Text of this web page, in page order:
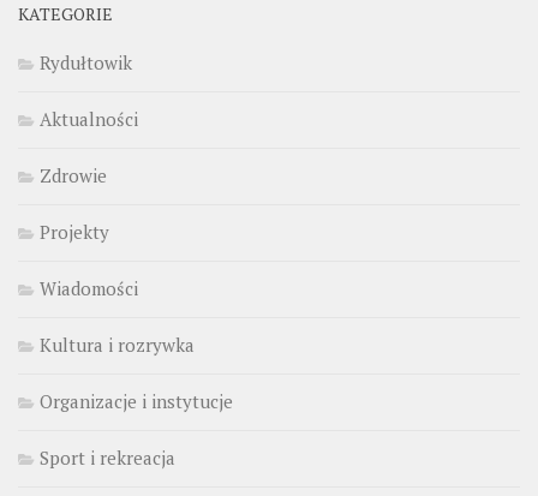
KATEGORIE
Rydułtowik
Aktualności
Zdrowie
Projekty
Wiadomości
Kultura i rozrywka
Organizacje i instytucje
Sport i rekreacja